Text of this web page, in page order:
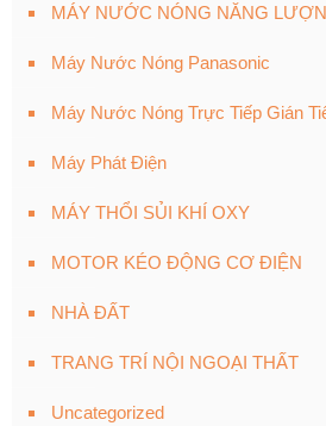
MÁY NƯỚC NÓNG NĂNG
Máy Nước Nóng Panasonic
Máy Nước Nóng Trực Tiếp Gián
Máy Phát Điện
MÁY THỔI SỦI KHÍ OXY
MOTOR KÉO ĐỘNG CƠ ĐIỆN
NHÀ ĐẤT
TRANG TRÍ NỘI NGOẠI THẤT
Uncategorized